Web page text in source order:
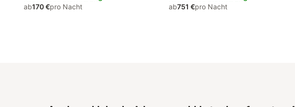
ab170 €pro Nacht
ab751 €pro Nacht